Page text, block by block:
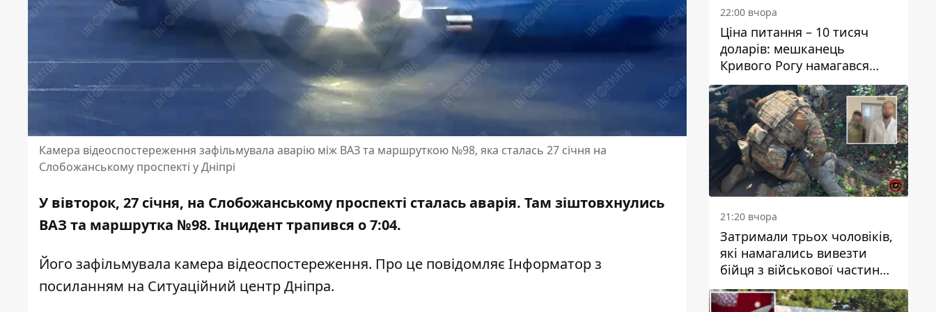
Камера відеоспостереження зафільмувала аварію між ВАЗ та маршруткою №98, яка сталась 27 січня на
Слобожанському проспекті у Дніпрі
У вівторок, 27 січня, на Слобожанському проспекті сталась аварія. Там зіштовхнулись
ВАЗ та маршрутка №98. Інцидент трапився о 7:04.
Його зафільмувала камера відеоспостереження. Про це повідомляє Інформатор з
посиланням на Ситуаційний центр Дніпра.
22:00 вчора
Ціна питання – 10 тисяч
доларів: мешканець
Кривого Рогу намагався
переправити чоловіка до
Словаччини
21:20 вчора
Затримали трьох чоловіків,
які намагались вивезти
бійця з військової частини
до Дніпра за 7 тисяч
доларів: серед них був лікар